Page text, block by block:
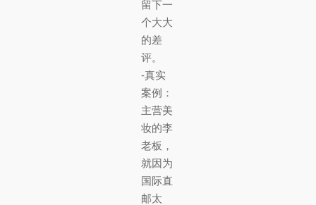
留下一
个大大
的差
评。
-真实
案例：
主营美
妆的李
老板，
就因为
国际直
邮太